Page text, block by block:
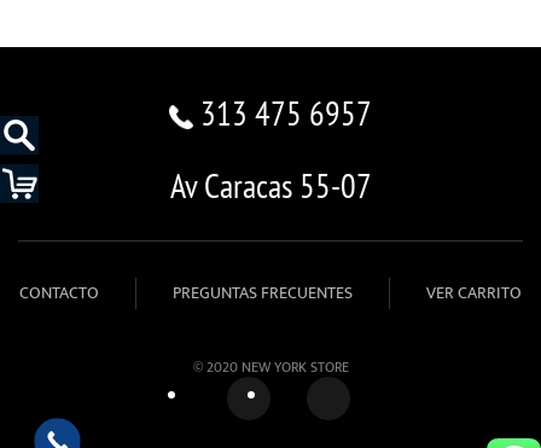
313 475 6957
Av Caracas 55-07
CONTACTO PREGUNTAS FRECUENTES VER CARRITO
© 2020 NEW YORK STORE